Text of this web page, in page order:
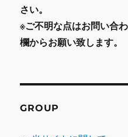
さい。
※ご不明な点はお問い合
欄からお願い致します。
GROUP